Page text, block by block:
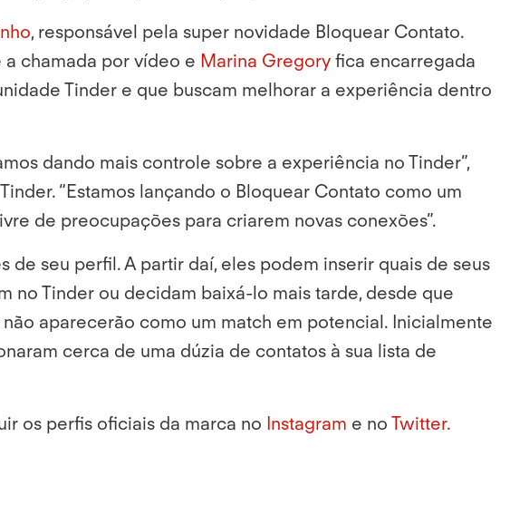
, responsável pela super novidade Bloquear Contato.
chamada por vídeo e Marina Gregory fica encarregada
Tinder e que buscam melhorar a experiência dentro
dando mais controle sobre a experiência no Tinder”,
“Estamos lançando o Bloquear Contato como um
de preocupações para criarem novas conexões”.
de seu perfil. A partir daí, eles podem inserir quais de seus
no Tinder ou decidam baixá-lo mais tarde, desde que
aparecerão como um match em potencial. Inicialmente
cerca de uma dúzia de contatos à sua lista de
os perfis oficiais da marca no Instagram e no Twitter.